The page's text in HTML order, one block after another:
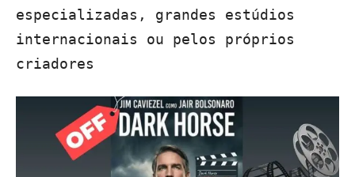
especializadas, grandes estúdios
internacionais ou pelos próprios
criadores